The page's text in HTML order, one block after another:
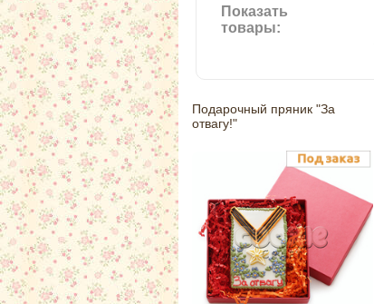
Показать
товары:
Подарочный пряник "За
отвагу!"